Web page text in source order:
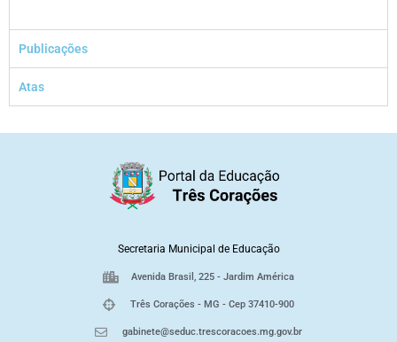
Publicações
Atas
Secretaria Municipal de Educação
Avenida Brasil, 225 - Jardim América
Três Corações - MG - Cep 37410-900
gabinete@seduc.trescoracoes.mg.gov.br